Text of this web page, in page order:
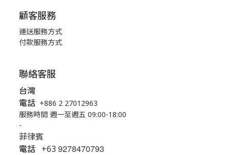
顧客服務
運送服務方式
付款服務方式
聯絡客服
台灣
電話 +886 2 27012963
服務時間 週一至週五 09:00-18:00
-
菲律賓
電話 +63 9278470793